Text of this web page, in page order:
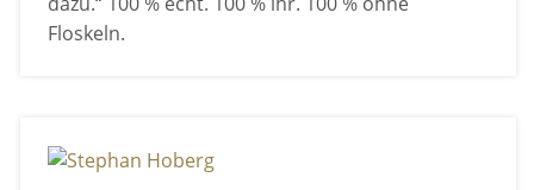
Floskeln.